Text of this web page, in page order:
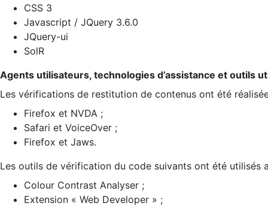
CSS 3
Javascript / JQuery 3.6.0
JQuery-ui
SolR
Agents utilisateurs, technologies d’assistance et outils
Les vérifications de restitution de contenus ont été
Firefox et NVDA ;
Safari et VoiceOver ;
Firefox et Jaws.
Les outils de vérification du code suivants ont été utilisés
Colour Contrast Analyser ;
Extension « Web Developer » ;